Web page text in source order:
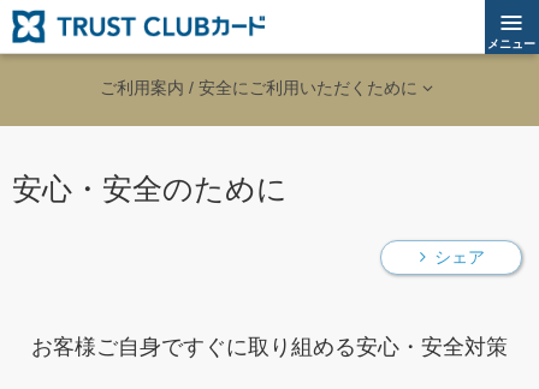
メニュー
ご利用案内 / 安全にご利用いただくために
安心・安全のために
シェア
お客様ご自身ですぐに取り組める安心・安全対策